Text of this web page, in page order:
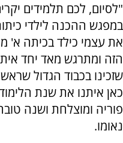
"לסיום, לכם תלמידים
במפגש ההכנה לילדי
את עצמי כילד בכיתה א'
הזה ומתרגש מאד יחד
שזכינו בכבוד הגדול
כאן איתנו את שנת
פוריה ומוצלחת ושנה
נאומו.